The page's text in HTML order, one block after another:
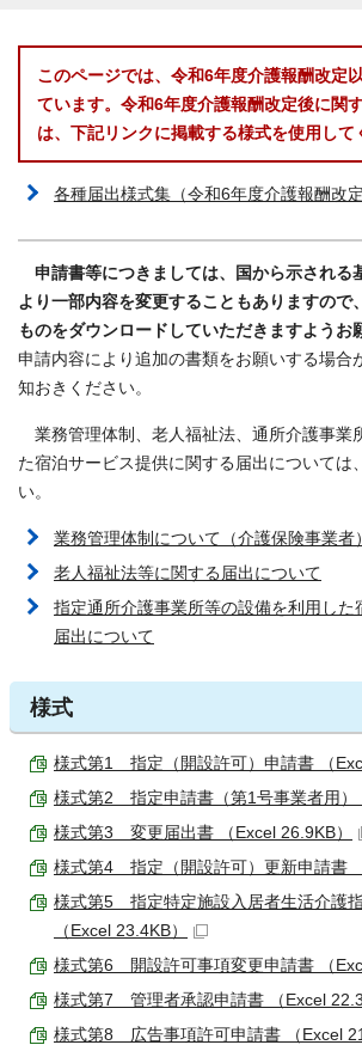
このページでは、令和6年度介護報酬改定
ています。令和6年度介護報酬改定後に関
は、下記リンクに掲載する様式を使用して
各種届出様式集（令和6年度介護報酬改定
申請書等につきましては、国から示される
より一部内容を変更することもありますので
ものをダウンロードしていただきますようお
申請内容により追加の書類をお願いする場合
知おきください。
業務管理体制、老人福祉法、通所介護事業
た宿泊サービス提供に関する届出については
い。
業務管理体制について（介護保険事業者）
老人福祉法等に関する届出について
指定通所介護事業所等の設備を利用した
届出について
様式
様式第1 指定（開設許可）申請書 （
様式第2 指定申請書（第1号事業者用）
様式第3 変更届出書 （Excel 26.9KB）
様式第4 指定（開設許可）更新申請書
様式第5 指定特定施設入居者生活介護
（Excel 23.4KB）
様式第6 開設許可事項変更申請書 （
様式第7 管理者承認申請書 （Excel
様式第8 広告事項許可申請書 （Excel